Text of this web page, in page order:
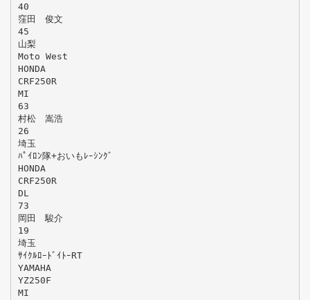
40
窪田 俊文
45
山梨
Moto West
HONDA
CRF250R
MI
63
村松 嵩浩
26
埼玉
ﾊﾟｲﾛﾝ隊+おいもﾚｰｼﾝｸﾞ
HONDA
CRF250R
DL
73
岡田 駿介
19
埼玉
ｻｲｸﾙﾛｰﾄﾞｲﾄｰRT
YAMAHA
YZ250F
MI